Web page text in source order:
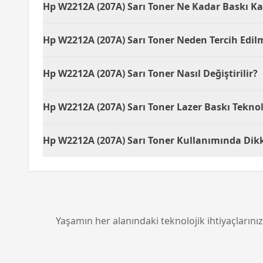
cihazınızın kılavuzunu kontrol edebilir veya
Hp W2212A (207A) Sarı Toner Ne Kadar Baskı
ve belge içeriğine göre değişkenlik
Hp W2212A (207A) Sarı Toner Neden Tercih
olduğu belgeler için ideal bir tercihtir.
Hp W2212A (207A) Sarı Toner Nasıl Değiştirilir?
farklı adımlar olabileceği için, kullanım
Hp W2212A (207A) Sarı Toner Lazer Baskı
sorunlarını ortadan kaldırarak profesyonel
Hp W2212A (207A) Sarı Toner Kullanımında
Yaşamın her alanındaki teknolojik